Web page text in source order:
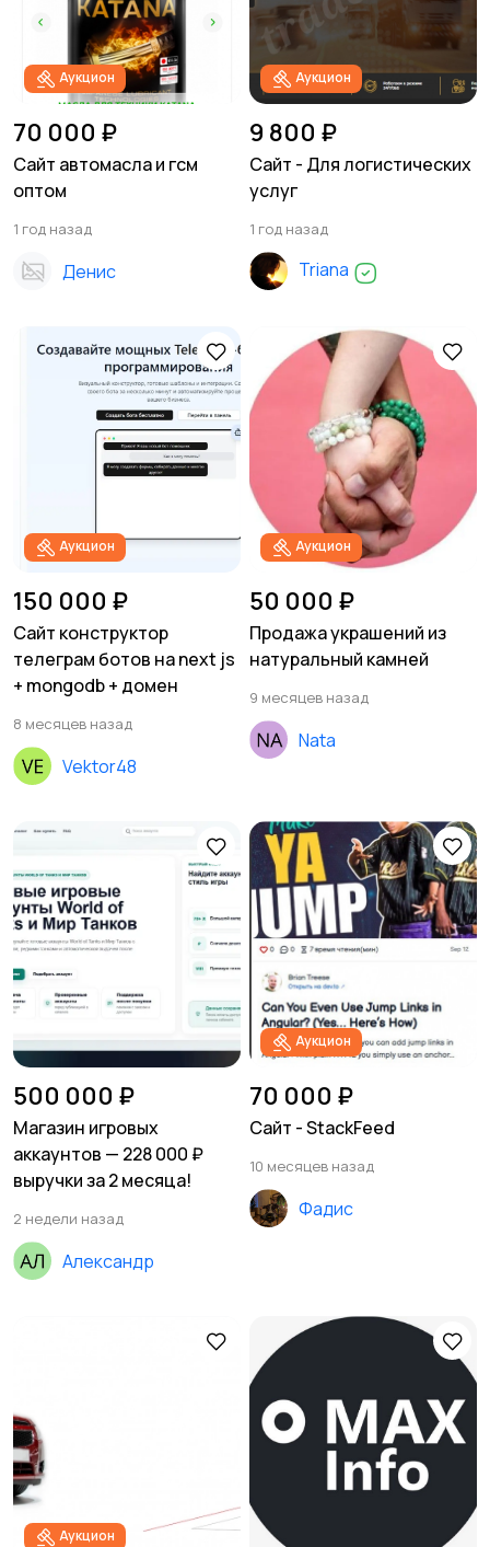
Аукцион
70 000 ₽
Сайт автомасла и гсм
оптом
1 год назад
Денис
Аукцион
9 800 ₽
Сайт - Для логистических
услуг
1 год назад
Triana
Аукцион
150 000 ₽
Сайт конструктор
телеграм ботов на next js
+ mongodb + домен
8 месяцев назад
Vektor48
Аукцион
50 000 ₽
Продажа украшений из
натуральный камней
9 месяцев назад
Nata
500 000 ₽
Магазин игровых
аккаунтов — 228 000 ₽
выручки за 2 месяца!
2 недели назад
Александр
Аукцион
70 000 ₽
Сайт - StackFeed
10 месяцев назад
Фадис
Аукцион